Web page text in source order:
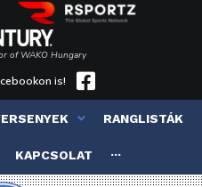
of WAKO Hungary
is!
RANGLISTÁK
KAPCSOLAT ···